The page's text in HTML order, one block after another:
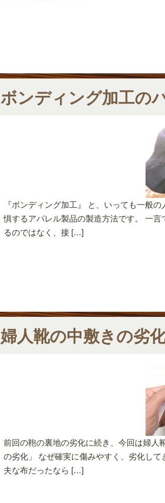
ボンディング加工の
『ボンディング加工』 と、いっても一般
惧するアパレル製品の製造方法です。 一
るのではなく、接 […]
婦人靴の中敷きの劣
前回の鞄の裏地の劣化に続き、今回は婦人
の劣化」 なぜ確実に傷みやすく、劣化し
夫な布だったなら […]